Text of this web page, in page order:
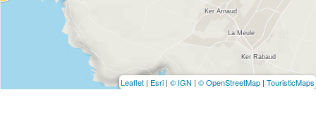
Leaflet | Esri | © IGN | © OpenStreetMap | TouristicMaps